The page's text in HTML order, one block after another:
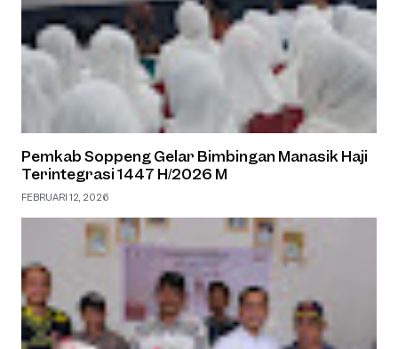
Pemkab Soppeng Gelar Bimbingan Manasik Haji
Terintegrasi 1447 H/2026 M
FEBRUARI 12, 2026